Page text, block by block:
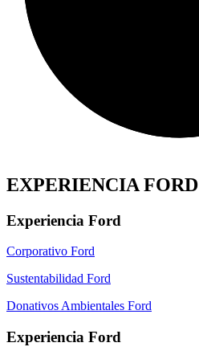
EXPERIENCIA FORD
Experiencia Ford
Corporativo Ford
Sustentabilidad Ford
Donativos Ambientales Ford
Experiencia Ford